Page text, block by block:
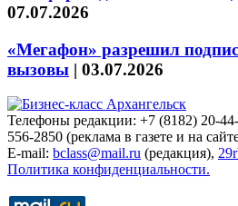
07.07.2026
«Мегафон» разрешил
вызовы | 03.07.2026
Телефоны редакции: +7 (8182) 20-
556-2850 (реклама в газете и на
E-mail: bclass@mail.ru (редакция),
Политика конфиденциальности.